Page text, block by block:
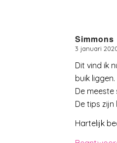
Simmons
zegt:
3 januari
Dit vind ik
buik liggen.
De
De tips
Hartelijk